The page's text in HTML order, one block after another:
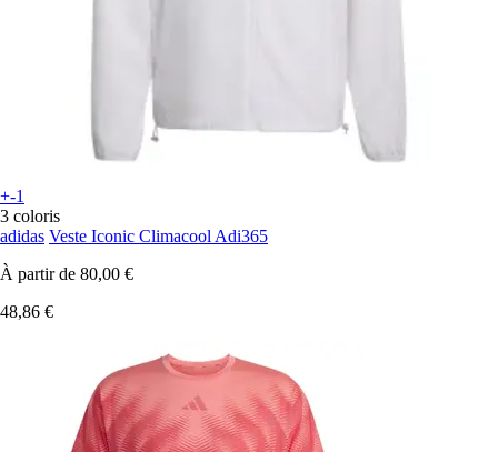
+-1
3 coloris
adidas Veste Iconic Climacool Adi365
À partir de 80,00 €
48,86 €